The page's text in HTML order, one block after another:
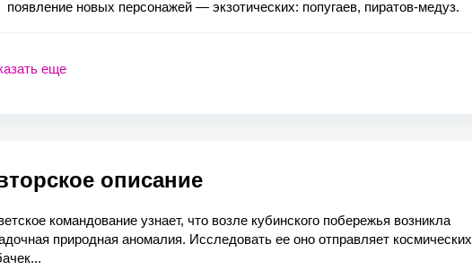
появление новых персонажей — экзотических: попугаев, пиратов-медуз.
еще
описание
командование узнает, что возле кубинского побережья возникла
природная аномалия. Исследовать ее оно отправляет космических